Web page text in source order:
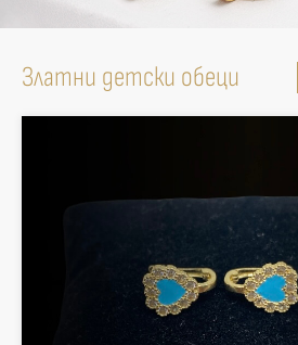
Златни детски обеци